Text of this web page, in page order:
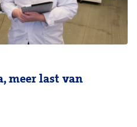
meer last van